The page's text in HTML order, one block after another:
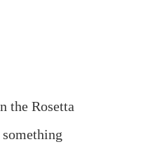
the Rosetta